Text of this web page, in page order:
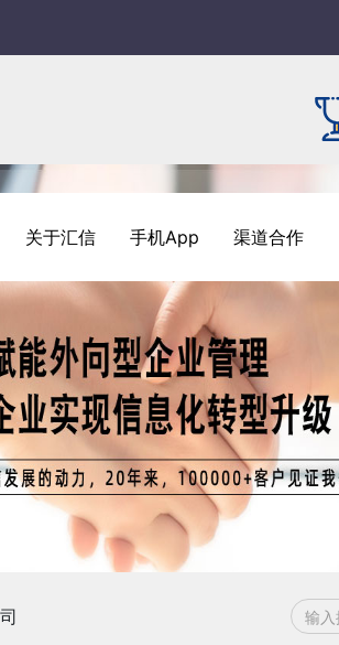
关于汇信 手机App 渠道合作